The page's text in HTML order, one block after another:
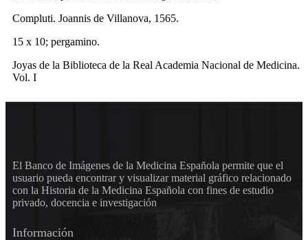
Compluti. Joannis de Villanova, 1565.
15 x 10; pergamino.
Joyas de la Biblioteca de la Real Academia Nacional de Medicina.
Vol. I
El Banco de Imágenes de la Medicina Española permite que el
usuario pueda encontrar y visualizar material gráfico relacionado
con la Historia de la Medicina Española con fines de estudio
privado, docencia e investigación
Información